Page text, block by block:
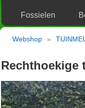
Fossielen
Webshop »
Rechthoekige